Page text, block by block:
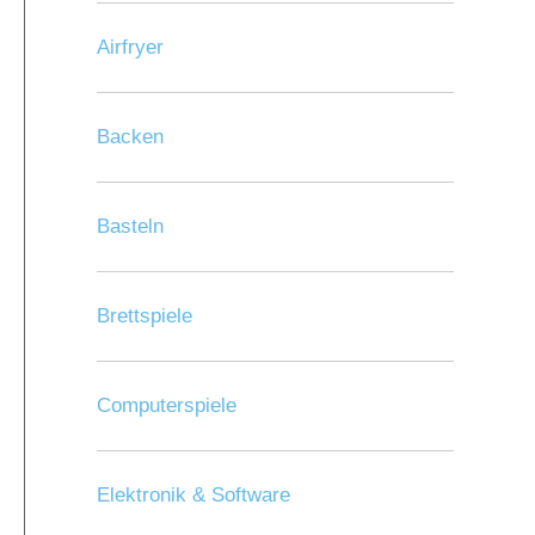
Airfryer
Backen
Basteln
Brettspiele
Computerspiele
Elektronik & Software